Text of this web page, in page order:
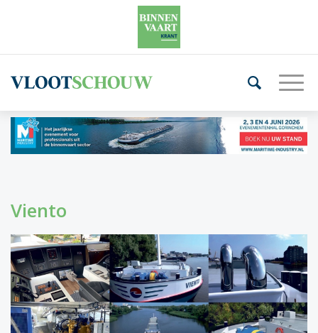
Viento